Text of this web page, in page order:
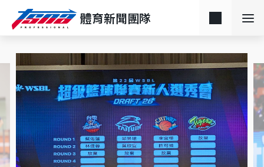
體育新聞團隊